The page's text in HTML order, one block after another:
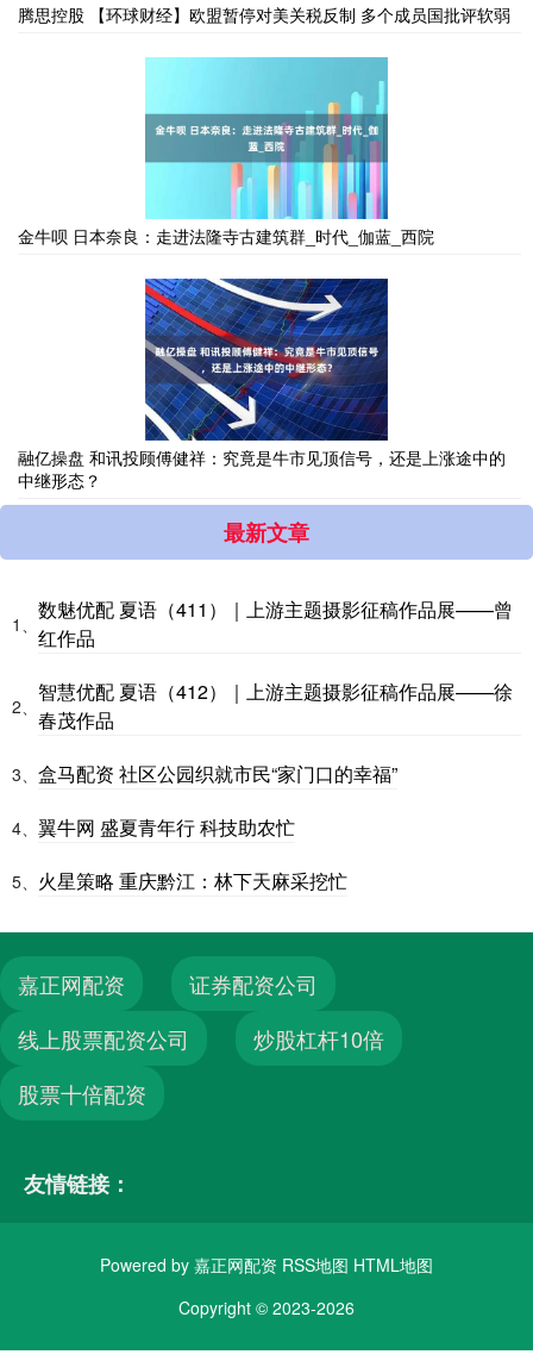
腾思控股 【环球财经】欧盟暂停对美关税反制 多个成员国批评软弱
金牛呗 日本奈良：走进法隆寺古建筑群_时代_伽蓝_西院
融亿操盘 和讯投顾傅健祥：究竟是牛市见顶信号，还是上涨途中的
中继形态？
最新文章
1、
数魅优配 夏语（411）｜上游主题摄影征稿作品展——曾
红作品
2、
智慧优配 夏语（412）｜上游主题摄影征稿作品展——徐
春茂作品
3、 盒马配资 社区公园织就市民“家门口的幸福”
4、 翼牛网 盛夏青年行 科技助农忙
5、 火星策略 重庆黔江：林下天麻采挖忙
嘉正网配资
证券配资公司
线上股票配资公司
炒股杠杆10倍
股票十倍配资
友情链接：
Powered by 嘉正网配资 RSS地图 HTML地图
Copyright © 2023-2026